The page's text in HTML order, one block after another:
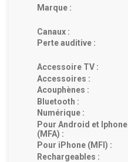
Marque :
Canaux :
Perte auditive :
Accessoire TV :
Accessoires :
Acouphènes :
Bluetooth :
Numérique :
Pour Android et Iphone
(MFA) :
Pour iPhone (MFI) :
Rechargeables :